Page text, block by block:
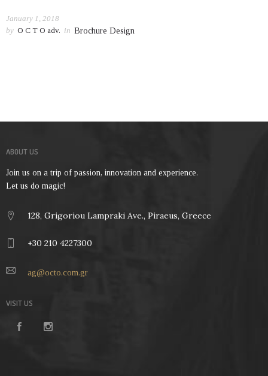
January 1, 2018
by O C T O adv. in Brochure Design
ABOUT US
Join us on a trip of passion, innovation and experience.
Let us do magic!
128, Grigoriou Lampraki Ave., Piraeus, Greece
+30 210 4227300
ag@octo.com.gr
VISIT US